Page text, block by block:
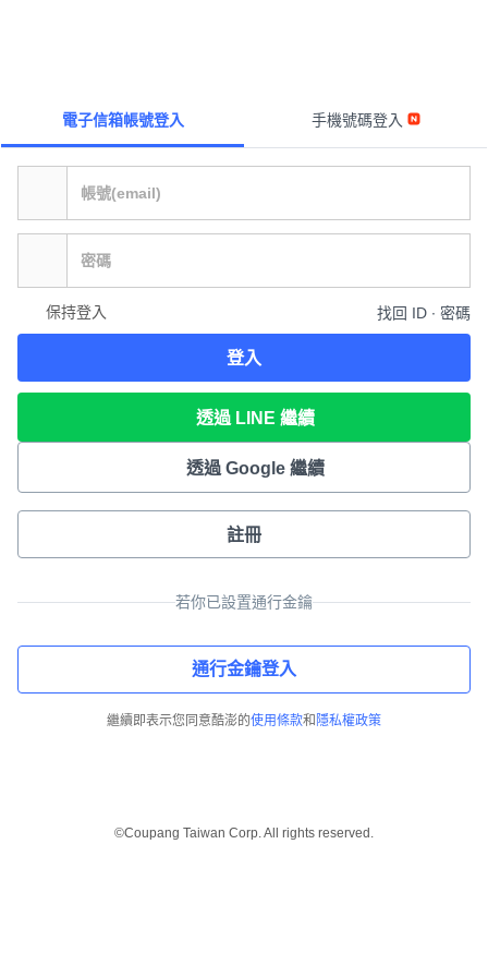
電子信箱帳號登入 手機號碼登入
保持登入 找回 ID ∙ 密碼
登入
透過 LINE 繼續
透過 Google 繼續
註冊
若你已設置通行金鑰
通行金鑰登入
繼續即表示您同意酷澎的使用條款和 隱私權政策
©Coupang Taiwan Corp. All rights reserved.